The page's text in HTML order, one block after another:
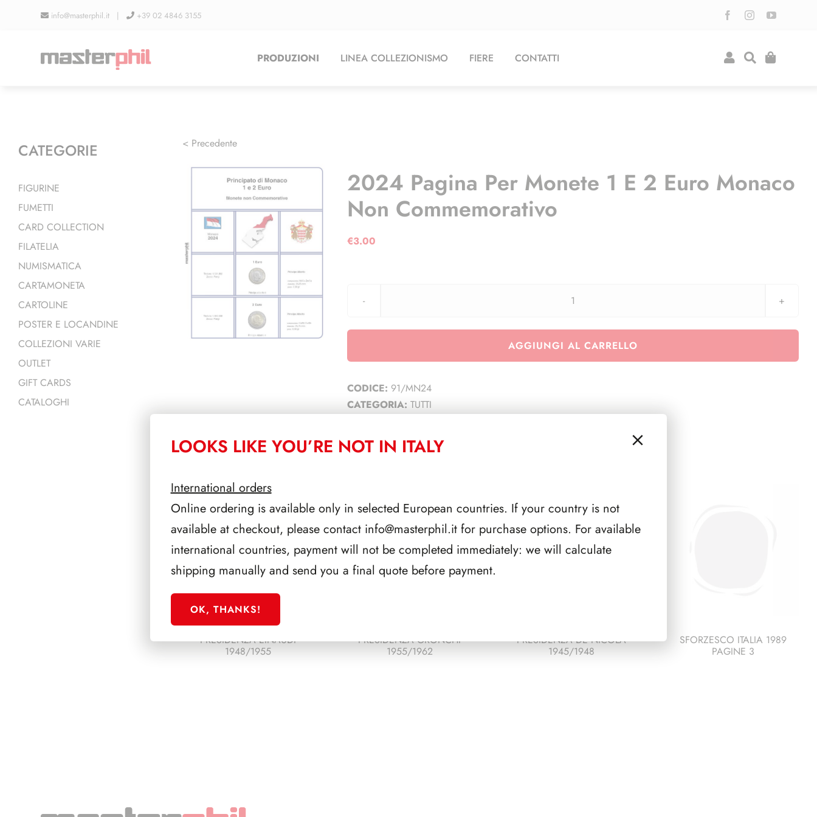
info@masterphil.it | +39 02 4846 3155
PRODUZIONI LINEA COLLEZIONISMO FIERE CONTATTI
< Precedente
2024 Pagina Per Monete 1 E 2 Euro Monaco
Non Commemorativo
€3.00
2024
per
AGGIUNGI AL CARRELLO
CODICE: 91/MN24
CATEGORIA: TUTTI
PRESIDENZA EINAUDI
1948/1955
PRESIDENZA GRONCHI
1955/1962
PRESIDENZA DE NICOLA
1945/1948
SFORZESCO ITALIA 1989
PAGINE 3
CATEGORIE
FIGURINE
FUMETTI
CARD COLLECTION
FILATELIA
NUMISMATICA
CARTAMONETA
CARTOLINE
POSTER E LOCANDINE
COLLEZIONI VARIE
OUTLET
GIFT CARDS
CATALOGHI
LOOKS LIKE YOU’RE NOT IN ITALY
International orders
Online ordering is available only in selected European countries. If your country is not
available at checkout, please contact info@masterphil.itfor purchase options. For available
international countries, payment will not be completed immediately: we will calculate
shipping manually and send you a final quote before payment.
OK, THANKS!